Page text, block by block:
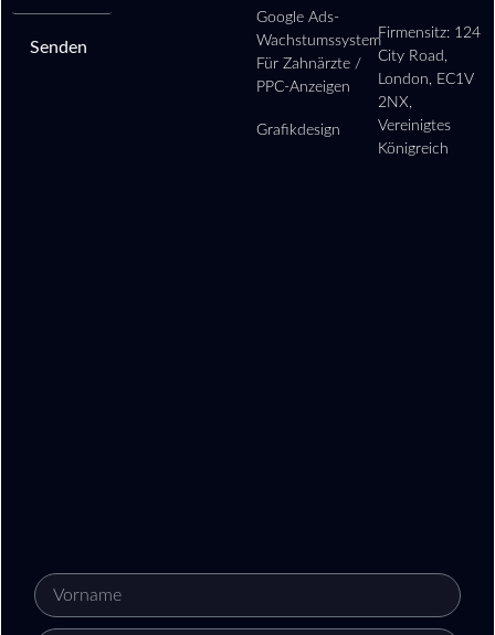
Senden
Google Ads-
Wachstumssystem
Für Zahnärzte /
PPC-Anzeigen
Grafikdesign
Firmensitz: 124
City Road,
London, EC1V
2NX,
Vereinigtes
Königreich